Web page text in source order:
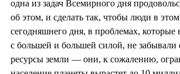
одна из задач Всемирного дня
об этом, и сделать так, чтобы люди в
сегодняшнего дня, в проблемах, которые
с большей и большей силой, не забывали
ресурсы земли — они, к сожалению,